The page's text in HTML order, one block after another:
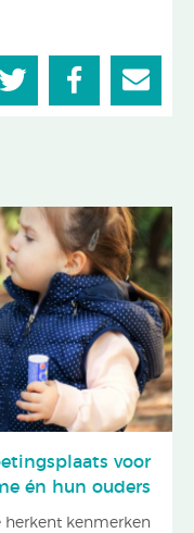
voor
én hun ouders
kenmerken